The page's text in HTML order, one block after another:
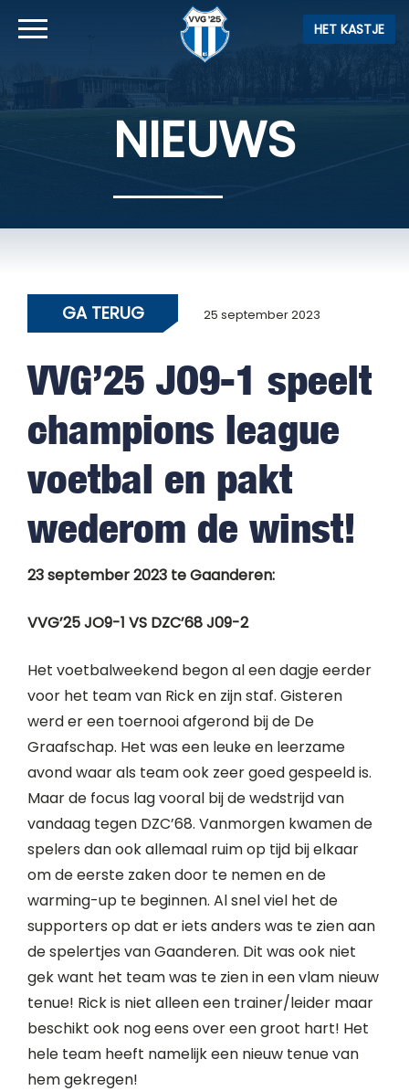
HET KASTJE
NIEUWS
GA TERUG 25 september 2023
VVG’25 JO9-1 speelt
champions league
voetbal en pakt
wederom de winst!
23 september 2023 te Gaanderen:
VVG’25 JO9-1 VS DZC’68 J09-2
Het voetbalweekend begon al een dagje eerder
voor het team van Rick en zijn staf. Gisteren
werd er een toernooi afgerond bij de De
Graafschap. Het was een leuke en leerzame
avond waar als team ook zeer goed gespeeld is.
Maar de focus lag vooral bij de wedstrijd van
vandaag tegen DZC’68. Vanmorgen kwamen de
spelers dan ook allemaal ruim op tijd bij elkaar
om de eerste zaken door te nemen en de
warming-up te beginnen. Al snel viel het de
supporters op dat er iets anders was te zien aan
de spelertjes van Gaanderen. Dit was ook niet
gek want het team was te zien in een vlam nieuw
tenue! Rick is niet alleen een trainer/leider maar
beschikt ook nog eens over een groot hart! Het
hele team heeft namelijk een nieuw tenue van
hem gekregen!